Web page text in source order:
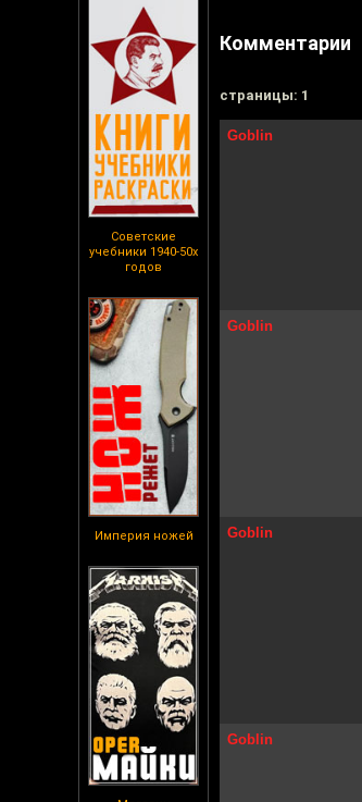
Советские
учебники 1940-50х
годов
Империя ножей
Комментарии
cтраницы: 1
Goblin
Goblin
Goblin
Goblin